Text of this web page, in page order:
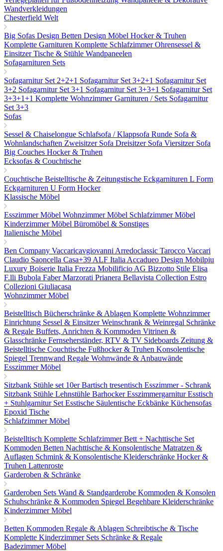
Wandverkleidungen
Chesterfield Welt
Big Sofas Design Betten Design Möbel Hocker & Truhen
Komplette Garnituren Komplette SchlafzimmerOhrensessel &
EinsitzerTische & Stühle Wandpaneelen
Sofagarnituren Sets
Sofagarnitur Set 2+2+1 Sofagarnitur Set 3+2+1 Sofagarnitur Set
3+2 Sofagarnitur Set 3+1 Sofagarnitur Set 3+3+1 Sofagarnitur Set
3+3+1+1 Komplette Wohnzimmer Garnituren / Sets Sofagarnitur
Set 3+3
Sofas
Sessel & Chaiselongue Schlafsofa / Klappsofa Runde Sofa &
Wohnlandschaften Zweisitzer Sofa Dreisitzer Sofa Viersitzer Sofa
Big Couches Hocker & Truhen
Ecksofas & Couchtische
Couchtische Beistelltische & Zeitungstische Eckgarnituren L Form
Eckgarnituren U Form Hocker
Klassische Möbel
Esszimmer Möbel Wohnzimmer Möbel Schlafzimmer Möbel
Kinderzimmer Möbel Büromöbel & Sonstiges
Italienische Möbel
Ben Company Vaccaricavgiovanni Arredoclassic Tarocco Vaccari
Claudio Saoncella Casa+39 ALF Italia Accadueo Design Mobilpiu
Luxury Boiserie Italia Frezza Mobilificio AG Bizzotto Stile Elisa
F.lli Bubola FaberMarzorati Prianera Bellavista Collection Estro
Collezioni Giuliacasa
Wohnzimmer Möbel
Beistelltisch Bücherschränke & Ablagen Komplette Wohnzimmer
Einrichtung Sessel & EinsitzerWeinschrank & Weinregal Schränke
& Regale Buffets, Anrichten & Kommoden Vitrinen &
Glasschränke Fernseherständer, RTV & TV Sideboards Zeitung &
Beistelltische Couchtische Fußhocker & Truhen Konsolentische
Spiegel Trennwand Regale Wohnwände & Anbauwände
Esszimmer Möbel
Sitzbank Stühle set 10erBartisch tresentisch Esszimmer - Schrank
Sitzbank Stühle Lehnstühle BarhockerEsszimmergarniturEsstisch
+ Stuhlgarnitur Set Esstische Säulentische Eckbänke Küchensofas
Epoxid Tische
Schlafzimmer Möbel
Beistelltisch Komplette SchlafzimmerBett + Nachttische Set
Kommoden Betten Nachttische & Konsolentische Matratzen &
Auflagen Schmink & Konsolentische Kleiderschränke Hocker &
Truhen Lattenroste
Garderoben & Schränke
Garderoben Sets Wand & Standgarderobe Kommoden & Konsolen
Schuhschränke & Kommoden Spiegel Begehbare Kleiderschränke
Kinderzimmer Möbel
Betten Kommoden Regale & Ablagen Schreibtische & Tische
Komplette Kinderzimmer Sets Schränke & Regale
Badezimmer Möbel